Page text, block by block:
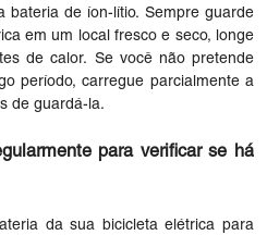
bateria de íon-lítio. Sempre guarde
em um local fresco e seco, longe
de calor. Se você não pretende
período, carregue parcialmente a
de guardá-la.
para verificar se há
da sua bicicleta elétrica para